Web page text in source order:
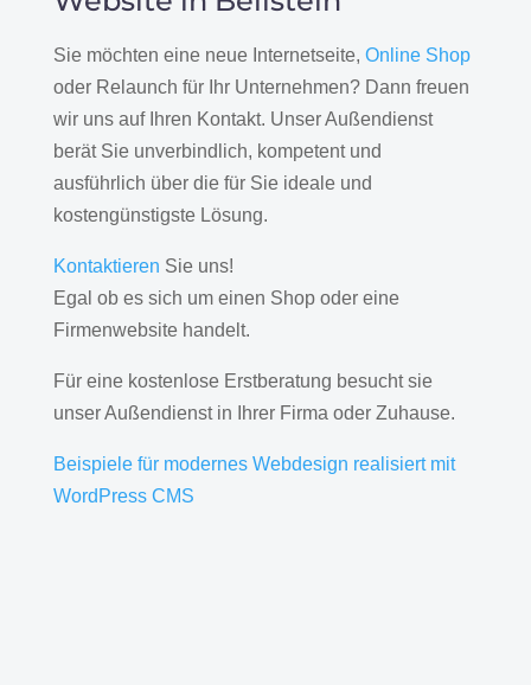
Sie möchten eine neue Internetseite, Online Shop
oder Relaunch für Ihr Unternehmen? Dann freuen
wir uns auf Ihren Kontakt. Unser Außendienst
berät Sie unverbindlich, kompetent und
ausführlich über die für Sie ideale und
kostengünstigste Lösung.
Kontaktieren Sie uns!
Egal ob es sich um einen Shop oder eine
Firmenwebsite handelt.
Für eine kostenlose Erstberatung besucht sie
unser Außendienst in Ihrer Firma oder Zuhause.
Beispiele für modernes Webdesign realisiert mit
WordPress CMS